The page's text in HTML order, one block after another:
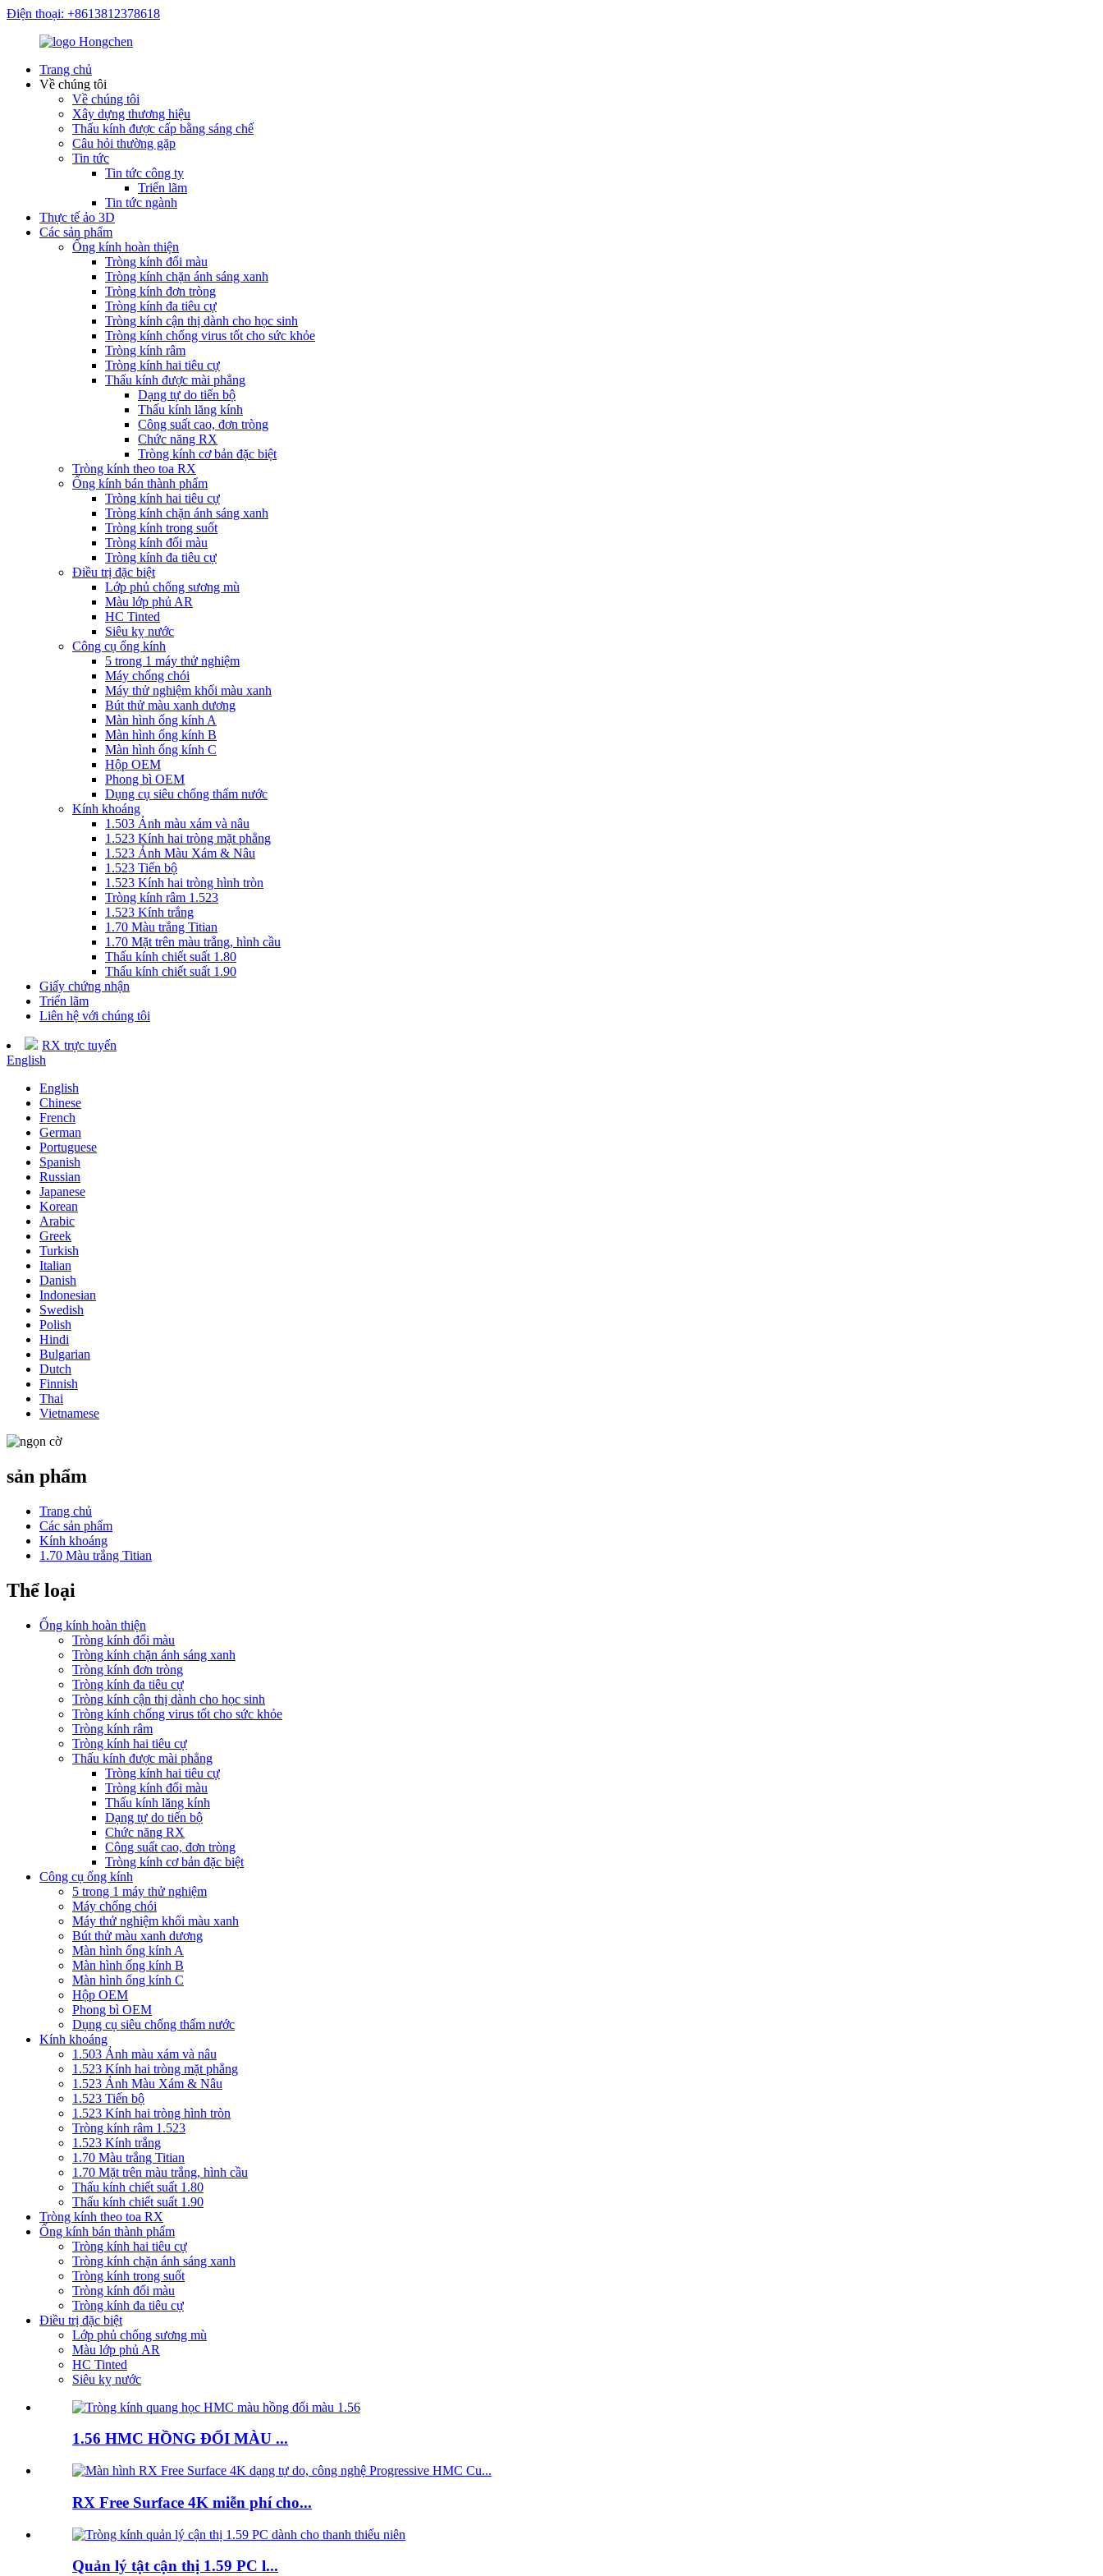
Điện thoại: +8613812378618
Trang chủ
Về chúng tôi
Về chúng tôi
Xây dựng thương hiệu
Thấu kính được cấp bằng sáng chế
Câu hỏi thường gặp
Tin tức
Tin tức công ty
Triển lãm
Tin tức ngành
Thực tế ảo 3D
Các sản phẩm
Ống kính hoàn thiện
Tròng kính đổi màu
Tròng kính chặn ánh sáng xanh
Tròng kính đơn tròng
Tròng kính đa tiêu cự
Tròng kính cận thị dành cho học sinh
Tròng kính chống virus tốt cho sức khỏe
Tròng kính râm
Tròng kính hai tiêu cự
Thấu kính được mài phẳng
Dạng tự do tiến bộ
Thấu kính lăng kính
Công suất cao, đơn tròng
Chức năng RX
Tròng kính cơ bản đặc biệt
Tròng kính theo toa RX
Ống kính bán thành phẩm
Tròng kính hai tiêu cự
Tròng kính chặn ánh sáng xanh
Tròng kính trong suốt
Tròng kính đổi màu
Tròng kính đa tiêu cự
Điều trị đặc biệt
Lớp phủ chống sương mù
Màu lớp phủ AR
HC Tinted
Siêu kỵ nước
Công cụ ống kính
5 trong 1 máy thử nghiệm
Máy chống chói
Máy thử nghiệm khối màu xanh
Bút thử màu xanh dương
Màn hình ống kính A
Màn hình ống kính B
Màn hình ống kính C
Hộp OEM
Phong bì OEM
Dụng cụ siêu chống thấm nước
Kính khoáng
1.503 Ảnh màu xám và nâu
1.523 Kính hai tròng mặt phẳng
1.523 Ảnh Màu Xám & Nâu
1.523 Tiến bộ
1.523 Kính hai tròng hình tròn
Tròng kính râm 1.523
1.523 Kính trắng
1.70 Màu trắng Titian
1.70 Mặt trên màu trắng, hình cầu
Thấu kính chiết suất 1.80
Thấu kính chiết suất 1.90
Giấy chứng nhận
Triển lãm
Liên hệ với chúng tôi
RX trực tuyến
English
English
Chinese
French
German
Portuguese
Spanish
Russian
Japanese
Korean
Arabic
Greek
Turkish
Italian
Danish
Indonesian
Swedish
Polish
Hindi
Bulgarian
Dutch
Finnish
Thai
Vietnamese
sản phẩm
Trang chủ
Các sản phẩm
Kính khoáng
1.70 Màu trắng Titian
Thể loại
Ống kính hoàn thiện
Tròng kính đổi màu
Tròng kính chặn ánh sáng xanh
Tròng kính đơn tròng
Tròng kính đa tiêu cự
Tròng kính cận thị dành cho học sinh
Tròng kính chống virus tốt cho sức khỏe
Tròng kính râm
Tròng kính hai tiêu cự
Thấu kính được mài phẳng
Tròng kính hai tiêu cự
Tròng kính đổi màu
Thấu kính lăng kính
Dạng tự do tiến bộ
Chức năng RX
Công suất cao, đơn tròng
Tròng kính cơ bản đặc biệt
Công cụ ống kính
5 trong 1 máy thử nghiệm
Máy chống chói
Máy thử nghiệm khối màu xanh
Bút thử màu xanh dương
Màn hình ống kính A
Màn hình ống kính B
Màn hình ống kính C
Hộp OEM
Phong bì OEM
Dụng cụ siêu chống thấm nước
Kính khoáng
1.503 Ảnh màu xám và nâu
1.523 Kính hai tròng mặt phẳng
1.523 Ảnh Màu Xám & Nâu
1.523 Tiến bộ
1.523 Kính hai tròng hình tròn
Tròng kính râm 1.523
1.523 Kính trắng
1.70 Màu trắng Titian
1.70 Mặt trên màu trắng, hình cầu
Thấu kính chiết suất 1.80
Thấu kính chiết suất 1.90
Tròng kính theo toa RX
Ống kính bán thành phẩm
Tròng kính hai tiêu cự
Tròng kính chặn ánh sáng xanh
Tròng kính trong suốt
Tròng kính đổi màu
Tròng kính đa tiêu cự
Điều trị đặc biệt
Lớp phủ chống sương mù
Màu lớp phủ AR
HC Tinted
Siêu kỵ nước
1.56 HMC HỒNG ĐỔI MÀU ...
RX Free Surface 4K miễn phí cho...
Quản lý tật cận thị 1.59 PC l...